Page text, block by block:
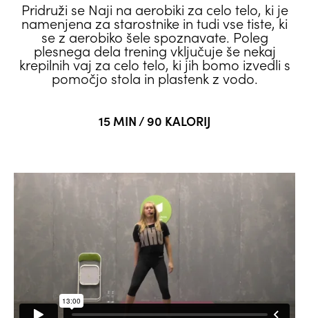
Pridruži se Naji na aerobiki za celo telo, ki je
namenjena za starostnike in tudi vse tiste, ki
se z aerobiko šele spoznavate. Poleg
plesnega dela trening vključuje še nekaj
krepilnih vaj za celo telo, ki jih bomo izvedli s
pomočjo stola in plastenk z vodo.
15 MIN / 90 KALORIJ